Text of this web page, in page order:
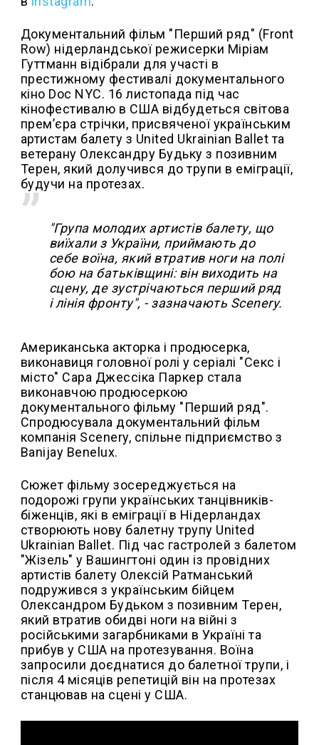
Документальний фільм "Перший ряд" (Front
Row) нідерландської режисерки Міріам
Гуттманн відібрали для участі в
престижному фестивалі документального
кіно Doc NYC. 16 листопада під час
кінофестивалю в США відбудеться світова
премʼєра стрічки, присвяченої українським
артистам балету з United Ukrainian Ballet та
ветерану Олександру Будьку з позивним
Терен, який долучився до трупи в еміграції,
будучи на протезах.
"Група молодих артистів балету, що
виїхали з України, приймають до
себе воїна, який втратив ноги на полі
бою на батьківщині: він виходить на
сцену, де зустрічаються перший ряд
і лінія фронту", - зазначають Scenery.
Американська акторка і продюсерка,
виконавиця головної ролі у серіалі "Секс і
місто" Сара Джессіка Паркер стала
виконавчою продюсеркою
документального фільму "Перший ряд".
Спродюсувала документальний фільм
компанія Scenery, спільне підприємство з
Banijay Benelux.
Сюжет фільму зосереджується на
подорожі групи українських танцівників-
біженців, які в еміграції в Нідерландах
створюють нову балетну трупу United
Ukrainian Ballet. Під час гастролей з балетом
"Жізель" у Вашингтоні один із провідних
артистів балету Олексій Ратманський
подружився з українським бійцем
Олександром Будьком з позивним Терен,
який втратив обидві ноги на війні з
російськими загарбниками в Україні та
прибув у США на протезування. Воїна
запросили доєднатися до балетної трупи, і
після 4 місяців репетицій він на протезах
станцював на сцені у США.